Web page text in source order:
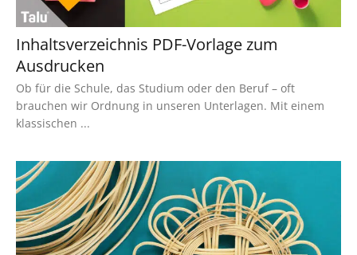
Inhaltsverzeichnis PDF-Vorlage zum
Ausdrucken
Ob für die Schule, das Studium oder den Beruf – oft
brauchen wir Ordnung in unseren Unterlagen. Mit einem
klassischen ...